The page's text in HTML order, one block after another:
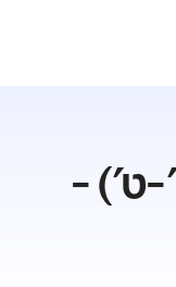
ט') -